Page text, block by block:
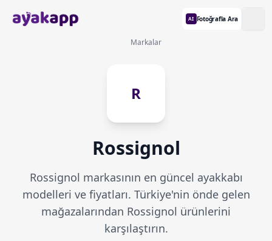
AI Fotoğrafla Ara
Markalar
R
Rossignol
Rossignol markasının en güncel ayakkabı
modelleri ve fiyatları. Türkiye'nin önde gelen
mağazalarından Rossignol ürünlerini
karşılaştırın.